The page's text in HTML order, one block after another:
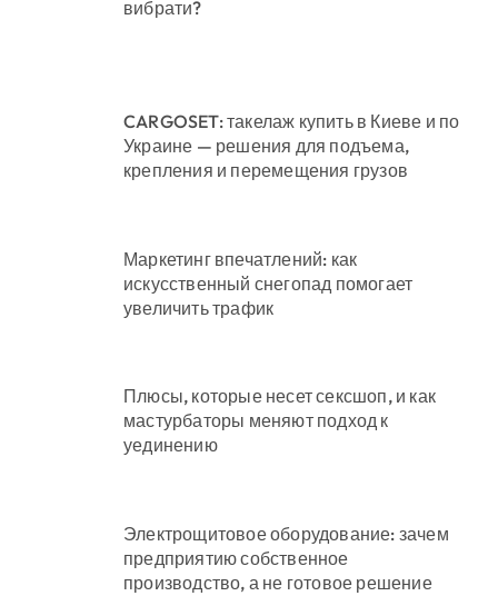
вибрати?
CARGOSET: такелаж купить в Киеве и по
Украине — решения для подъема,
крепления и перемещения грузов
Маркетинг впечатлений: как
искусственный снегопад помогает
увеличить трафик
Плюсы, которые несет сексшоп, и как
мастурбаторы меняют подход к
уединению
Электрощитовое оборудование: зачем
предприятию собственное
производство, а не готовое решение